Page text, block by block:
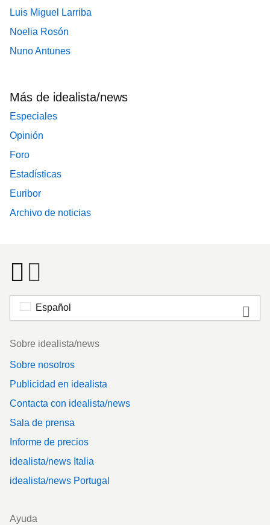
Luis Miguel Larriba
Noelia Rosón
Nuno Antunes
Más de idealista/news
Especiales
Opinión
Foro
Estadísticas
Euribor
Archivo de noticias
Español
Footer
Sobre idealista/news
Sobre nosotros
Publicidad en idealista
Contacta con idealista/news
Sala de prensa
Informe de precios
idealista/news Italia
idealista/news Portugal
Ayuda